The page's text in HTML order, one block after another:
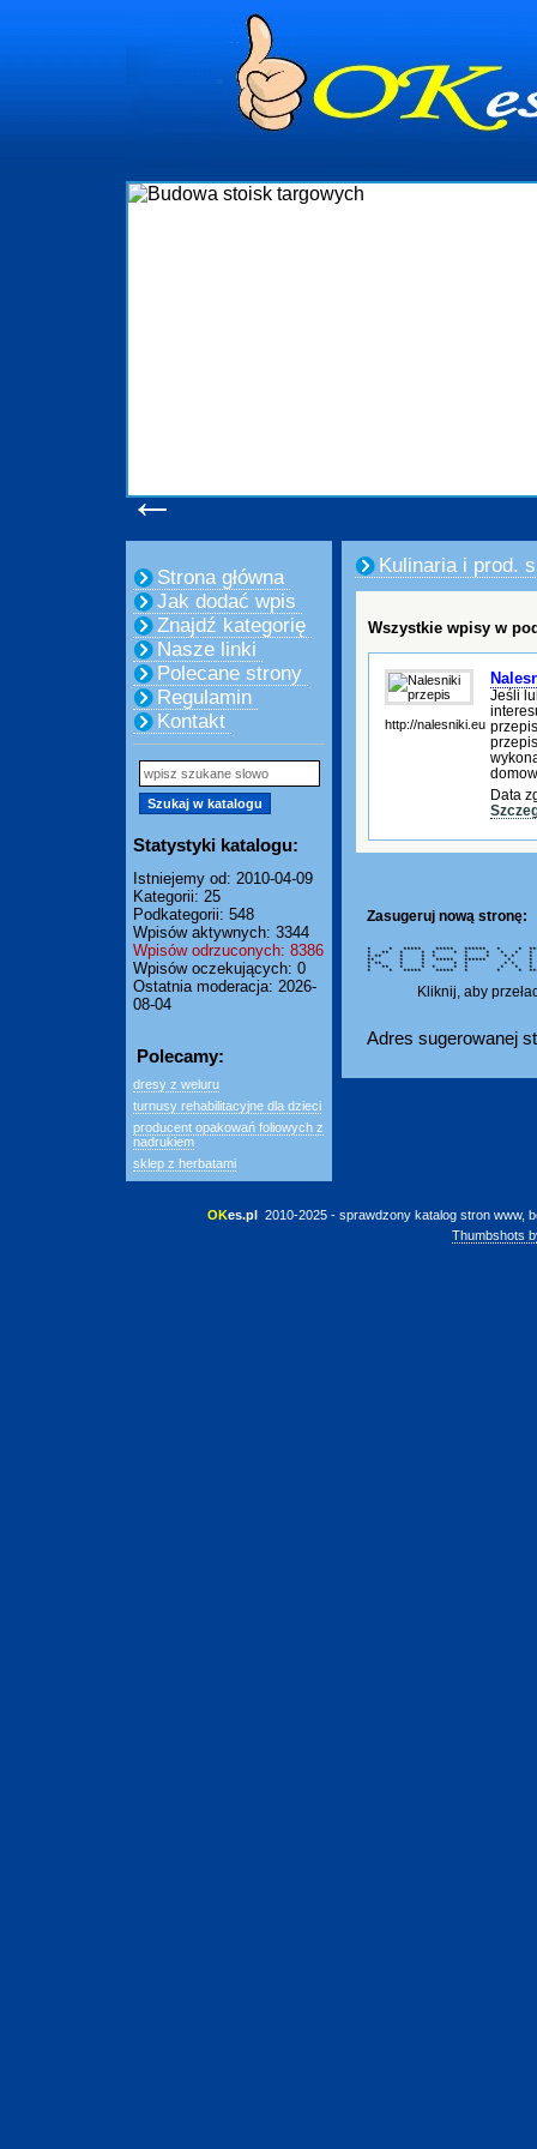
←
Strona główna
Jak dodać wpis
Znajdź kategorię
Nasze linki
Polecane strony
Regulamin
Kontakt
Statystyki katalogu:
Istniejemy od: 2010-04-09
Kategorii: 25
Podkategorii: 548
Wpisów aktywnych: 3344
Wpisów odrzuconych: 8386
Wpisów oczekujących: 0
Ostatnia moderacja: 2026-
08-04
Polecamy:
dresy z weluru
turnusy rehabilitacyjne dla dzieci
producent opakowań foliowych z
nadrukiem
sklep z herbatami
Kulinaria i prod.
Wszystkie wpisy w
http://nalesniki.eu
Jeśli
Data
Zasugeruj nową stronę:
* * ***** ***** ****** * *
* ** * * * * * * * *
* ** * * * * * * * *
** * * ***** ******
* ** * * * * * * *
* ** * * * * * * * *
* * ***** ***** * * *
Kliknij, aby
Adres sugerowanej
OKes.pl 2010-2025 - sprawdzony katalog stron www,
Thumbshots